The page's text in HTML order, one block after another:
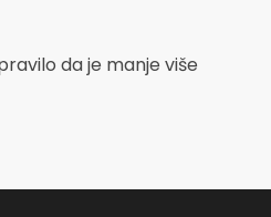
da je manje više